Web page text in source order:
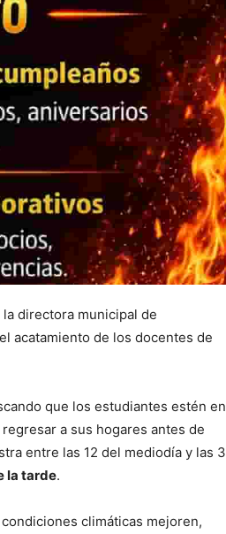
directora municipal de
acatamiento de los docentes de
que los estudiantes estén en
a sus hogares antes de
entre las 12 del mediodía y las 3
la tarde.
climáticas mejoren,